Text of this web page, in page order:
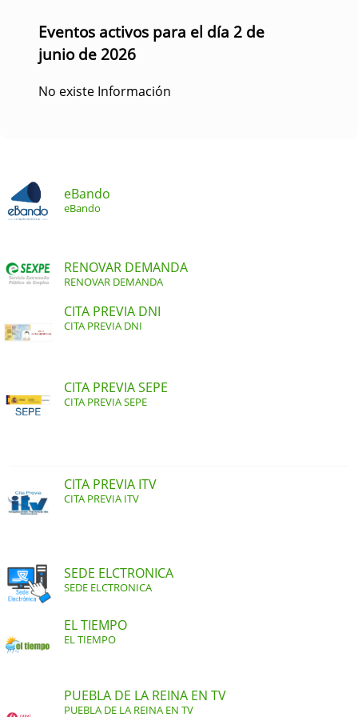
Eventos activos para el día 2 de
junio de 2026
No existe Información
eBando
eBando
RENOVAR DEMANDA
RENOVAR DEMANDA
CITA PREVIA DNI
CITA PREVIA DNI
CITA PREVIA SEPE
CITA PREVIA SEPE
CITA PREVIA ITV
CITA PREVIA ITV
SEDE ELCTRONICA
SEDE ELCTRONICA
EL TIEMPO
EL TIEMPO
PUEBLA DE LA REINA EN TV
PUEBLA DE LA REINA EN TV